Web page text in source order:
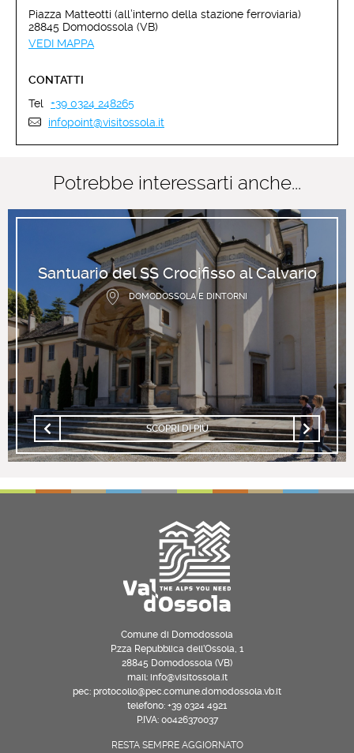
Piazza Matteotti (all’interno della stazione ferroviaria)
28845 Domodossola (VB)
VEDI MAPPA
CONTATTI
Tel
+39 0324 248265
infopoint@visitossola.it
Potrebbe interessarti anche...
Santuario del SS Crocifisso al Calvario
DOMODOSSOLA E DINTORNI
SCOPRI DI PIÙ
Comune di Domodossola
P.zza Repubblica dell’Ossola, 1
28845 Domodossola (VB)
mail: info@visitossola.it
pec: protocollo@pec.comune.domodossola.vb.it
telefono: +39 0324 4921
P.IVA: 00426370037
RESTA SEMPRE AGGIORNATO